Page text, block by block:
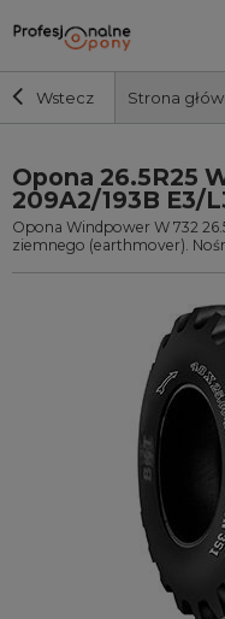
Wstecz Strona
Szerokość i profil
Średnica
Opona 26.5R25
209A2/193B E3/
Opona Windpower W 732
ziemnego (earthmover).